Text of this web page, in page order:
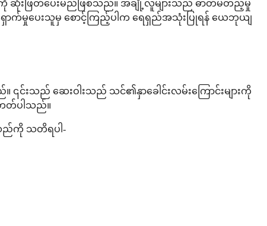
းဖြတ်ပေးမည်ဖြစ်သည်။ အချို့လူများသည် ဓာတ်မတည့်မှု
ာက်မှုပေးသူမှ စောင့်ကြည့်ပါက ရေရှည်အသုံးပြုရန် ယေဘုယျ
ည်။ ၎င်းသည် ဆေးဝါးသည် သင်၏နှာခေါင်းလမ်းကြောင်းများကို
တ်ပါသည်။
သည်ကို သတိရပါ-